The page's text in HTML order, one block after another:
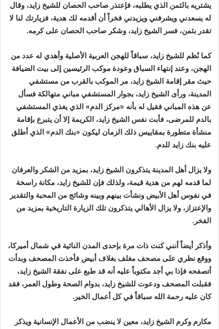
يشتريه بالثمن الذي يطلبه، فإعتذر صاحب الحصان للشيخ زايد، وقال
له يسعدني ويشرفني ويزيدني فخراً أن أقدمه لك هدية، فزيارتك لنا لا
تقدر بثمن، فسر الشيخ زايد، وشكر صاحب الحصان على كرمه.
كما نُظم للشيخ زايد، سباقاً للهجن العربية الأصلية وأهدي له عدد من
الهجن، وعند إنتهاء السباق وعودة موكب الرئيسين إلى بيت الضيافة
حيث مقر إقامة الشيخ زايد، مر الموكب بالقرب من مستشفي
المدينة، ورأى الشيخ زايد، بجوار المستشفي مباني متهالكة فسأل
عن هذه المباني فقيل له بأنه «مركز الدم» الذي يغذي المستشفي
بالدم للمرضى، فأبت نفس الشيخ زايد، الكريمة إلا أن يتبرع بإقامة
منشأة متطورة بمقاييس ذلك الزمان ليكون «بنك الدم» الذي أطلق
عليه بنك زايد للدم.
ولا يزال أهل المدينة يتذكرون الشيخ زايد، بمزيد من الشكر والعرفان
لما قدمه لهم من هدية قيمة، ولذلك فإن للشيخ زايد، مكانة راسخة
في نفوس أهل الأبيض ونشأت بينهم وبينه وشائج من المحبة والتقدير
والإعتزاز، ولا يزال الأهالي يتذكرون تلك الزيارة التاريخية بمزيد من
الفخر.
وأذكر أيضاً أنني كنت ذات مرة بإحدى المدن النائية في شمال أميركا،
ووقع نظري على مصحف مغلف بغلاف أبيض فأخذت المصحف وبدأت
أتصفحه فإذا بي أجد مكتوباً عليه أنه قد طبع على نفقة الشيخ زايد،
فقبلت المصحف ودعوت للشيخ زايد، بدوام الصحة وطول العمر، فقد
كان عليه رحمة الله سباقاً في كل أعمال الخير.
مكارم وكرم الشيخ زايد، معين لا ينضب من الأعمال الإنسانية ويذكر